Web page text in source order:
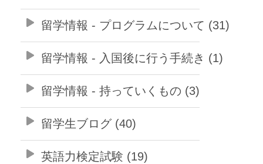
留学情報 - プログラムについて (31)
留学情報 - 入国後に行う手続き (1)
留学情報 - 持っていくもの (3)
留学生ブログ (40)
英語力検定試験 (19)